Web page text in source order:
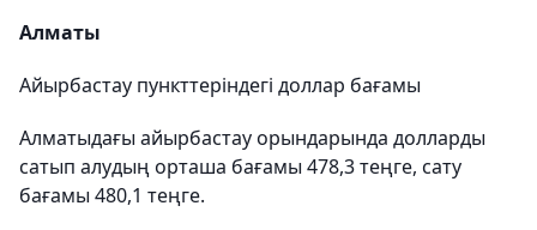
Алматы
Айырбастау пункттеріндегі доллар бағамы
Алматыдағы айырбастау орындарында долларды
сатып алудың орташа бағамы 478,3 теңге, сату
бағамы 480,1 теңге.